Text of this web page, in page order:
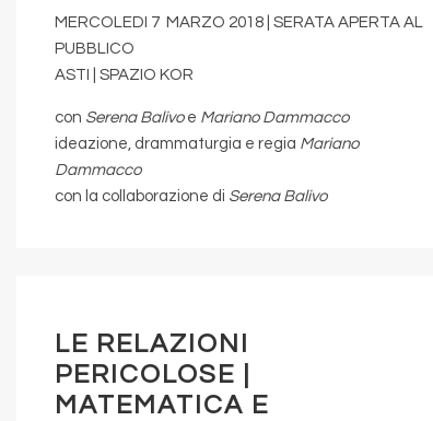
MERCOLEDI 7 MARZO 2018 | SERATA APERTA AL
PUBBLICO
ASTI | SPAZIO KOR
con Serena Balivoe Mariano Dammacco
ideazione, drammaturgia e regia Mariano
Dammacco
con la collaborazione di Serena Balivo
LE RELAZIONI
PERICOLOSE |
MATEMATICA E